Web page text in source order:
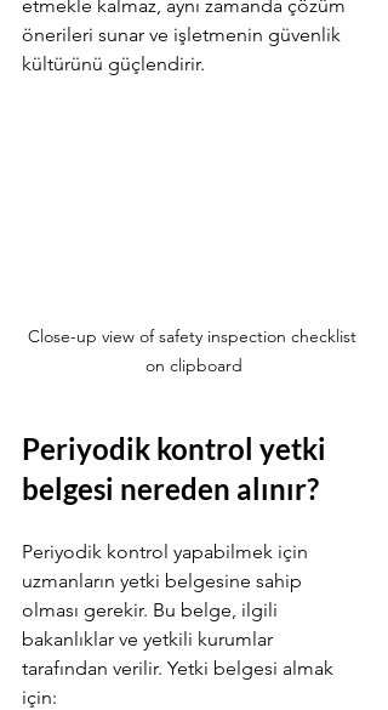
etmekle kalmaz, aynı zamanda çözüm
önerileri sunar ve işletmenin güvenlik
kültürünü güçlendirir.
Close-up view of safety inspection checklist
on clipboard
Periyodik kontrol yetki
belgesi nereden alınır?
Periyodik kontrol yapabilmek için
uzmanların yetki belgesine sahip
olması gerekir. Bu belge, ilgili
bakanlıklar ve yetkili kurumlar
tarafından verilir. Yetki belgesi almak
için: